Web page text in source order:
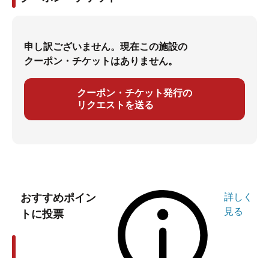
申し訳ございません。現在この施設の
クーポン・チケットはありません。
クーポン・チケット発行の
リクエストを送る
おすすめポイン
トに投票
詳しく
見る